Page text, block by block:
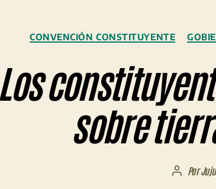
CONVENCIÓN CONSTITUYENTE
Los
sobre
AutorPor